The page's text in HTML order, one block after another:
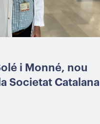
i Monné, nou
Societat Catalana